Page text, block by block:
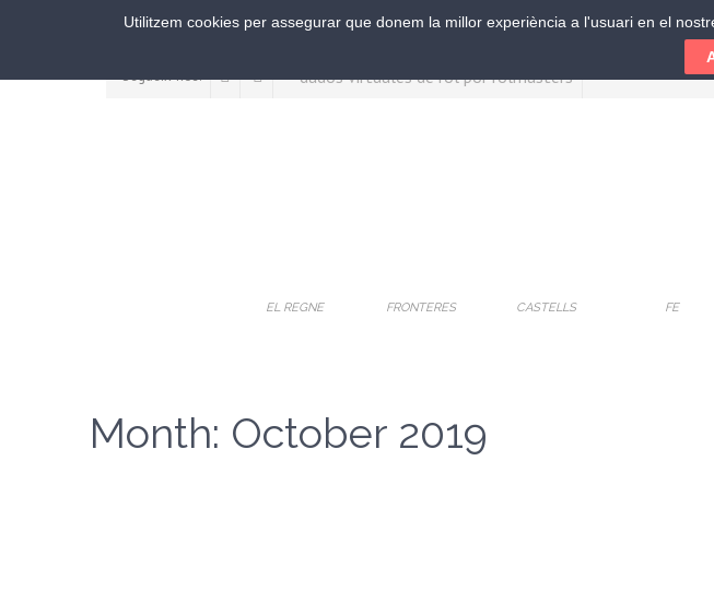
Segueix-nos:
EL REGNE FRONTERES CASTELLS FE
Month: October 2019
Utilitzem cookies per assegurar que donem la millor experiència a l'usuari en el